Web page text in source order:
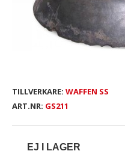
TILLVERKARE: WAFFEN SS
ART.NR: GS211
EJ I LAGER